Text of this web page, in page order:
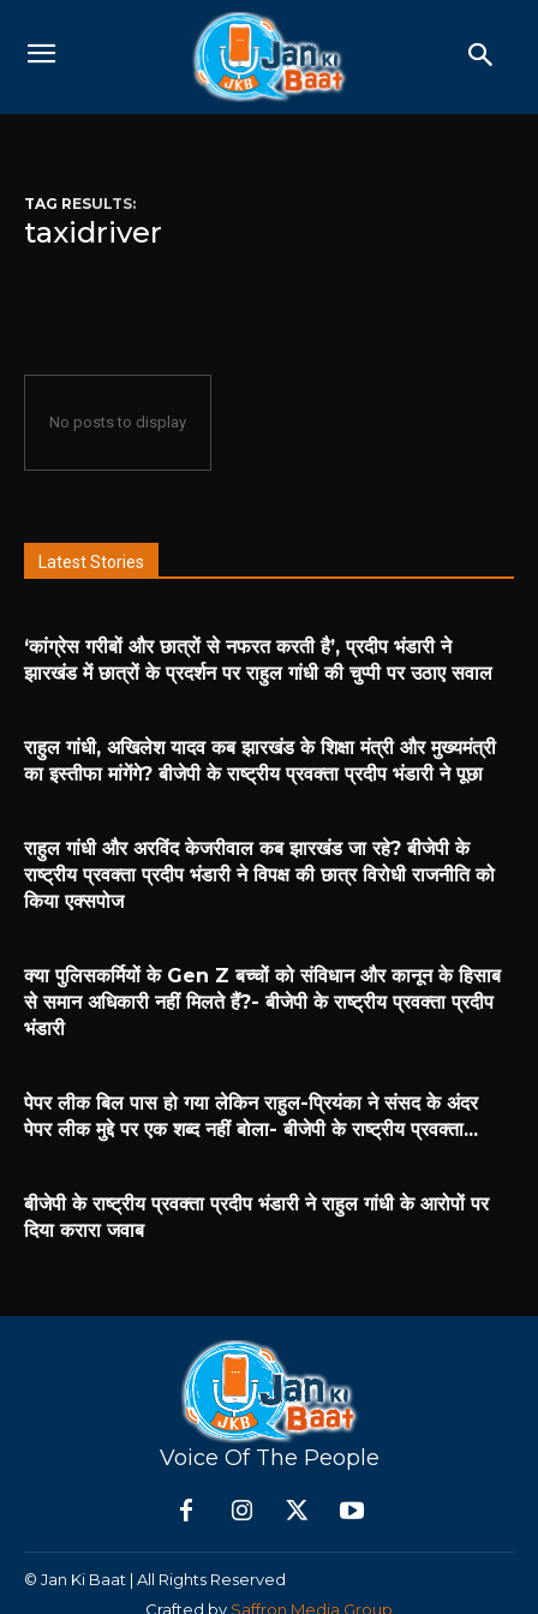
TAG RESULTS:
taxidriver
No posts to display
Latest Stories
‘कांग्रेस गरीबों और छात्रों से नफरत करती है’, प्रदीप भंडारी ने
झारखंड में छात्रों के प्रदर्शन पर राहुल गांधी की चुप्पी पर उठाए सवाल
राहुल गांधी, अखिलेश यादव कब झारखंड के शिक्षा मंत्री और मुख्यमंत्री
का इस्तीफा मांगेंगे? बीजेपी के राष्ट्रीय प्रवक्ता प्रदीप भंडारी ने पूछा
राहुल गांधी और अरविंद केजरीवाल कब झारखंड जा रहे? बीजेपी के
राष्ट्रीय प्रवक्ता प्रदीप भंडारी ने विपक्ष की छात्र विरोधी राजनीति को
किया एक्सपोज
क्या पुलिसकर्मियों के Gen Z बच्चों को संविधान और कानून के हिसाब
से समान अधिकारी नहीं मिलते हैं?- बीजेपी के राष्ट्रीय प्रवक्ता प्रदीप
भंडारी
पेपर लीक बिल पास हो गया लेकिन राहुल-प्रियंका ने संसद के अंदर
पेपर लीक मुद्दे पर एक शब्द नहीं बोला- बीजेपी के राष्ट्रीय प्रवक्ता...
बीजेपी के राष्ट्रीय प्रवक्ता प्रदीप भंडारी ने राहुल गांधी के आरोपों पर
दिया करारा जवाब
Voice Of The People
© Jan Ki Baat | All Rights Reserved
Crafted by Saffron Media Group